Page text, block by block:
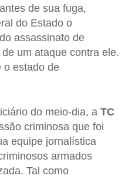
de sua fuga,
do Estado o
assassinato de
um ataque contra ele.
o estado de
do meio-dia, a TC
criminosa que foi
equipe jornalística
armados
Tal como